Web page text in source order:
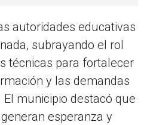
autoridades educativas
subrayando el rol
técnicas para fortalecer
y las demandas
municipio destacó que
esperanza y